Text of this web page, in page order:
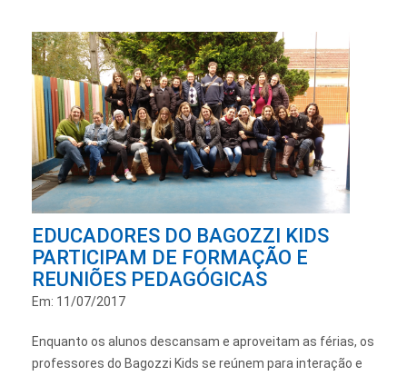
EDUCADORES DO BAGOZZI KIDS
PARTICIPAM DE FORMAÇÃO E
REUNIÕES PEDAGÓGICAS
Em: 11/07/2017
Enquanto os alunos descansam e aproveitam as férias, os
professores do Bagozzi Kids se reúnem para interação e